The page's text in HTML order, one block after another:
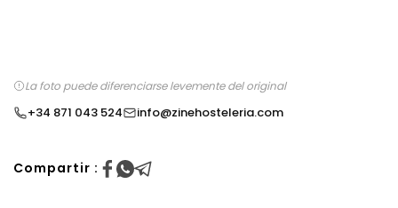
La foto puede diferenciarse levemente del original
+34 871 043 524 info@zinehosteleria.com
Compartir :